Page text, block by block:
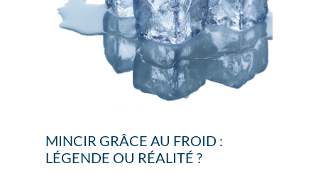
MINCIR GRÂCE AU FROID :
LÉGENDE OU RÉALITÉ ?